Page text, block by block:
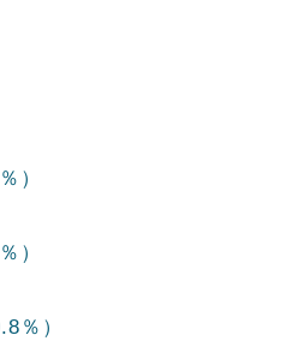
）
）
％）